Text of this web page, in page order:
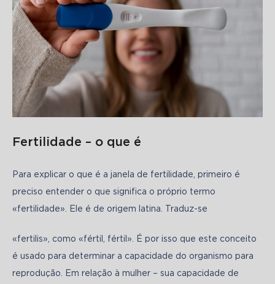
Fertilidade – o que é
Para explicar o que é a janela de fertilidade, primeiro é
preciso entender o que significa o próprio termo
«fertilidade». Ele é de origem latina. Traduz-se
«fertilis», como «fértil, fértil». É por isso que este conceito
é usado para determinar a capacidade do organismo para
reprodução. Em relação à mulher – sua capacidade de